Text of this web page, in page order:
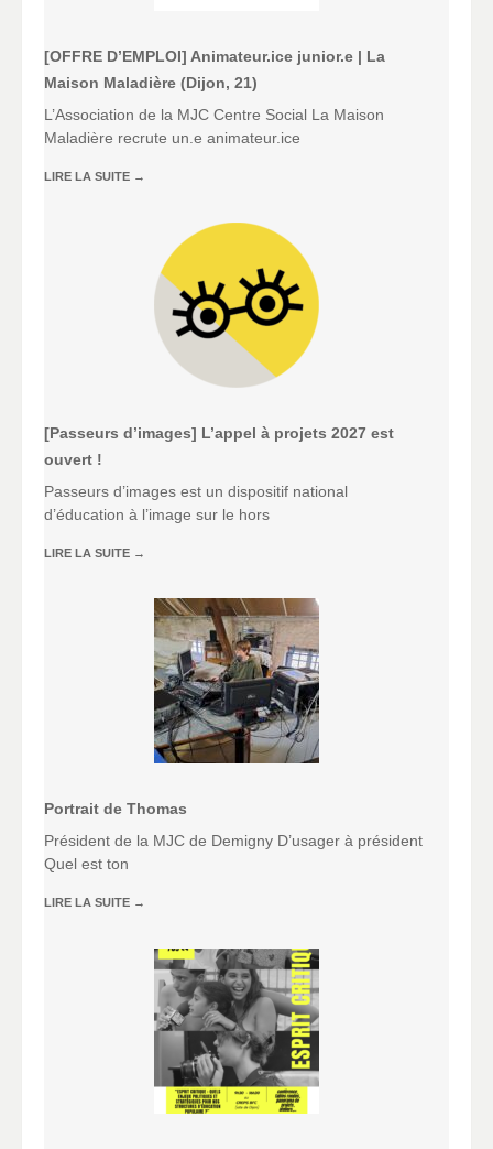
[OFFRE D’EMPLOI] Animateur.ice junior.e | La
Maison Maladière (Dijon, 21)
L’Association de la MJC Centre Social La Maison
Maladière recrute un.e animateur.ice
LIRE LA SUITE →
[Passeurs d’images] L’appel à projets 2027 est
ouvert !
Passeurs d’images est un dispositif national
d’éducation à l’image sur le hors
LIRE LA SUITE →
Portrait de Thomas
Président de la MJC de Demigny D’usager à président
Quel est ton
LIRE LA SUITE →